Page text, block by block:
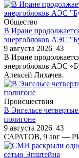
Общество
В Иране
энергоблоков АЭС
9 августа 2026 43
В Иране
энергоблоков АЭС
Алексей Лихачев.
Происшествия
В Энгельсе
полигоне
9 августа 2026 43
САРАТОВ, 9 авг —